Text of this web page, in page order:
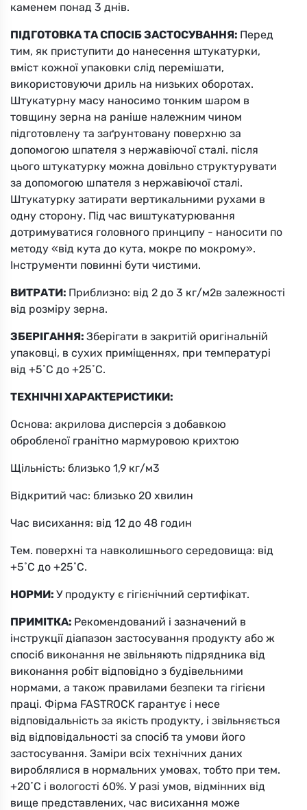
9ZS
Вибрати
9ZT
Вибрати
9ZU
9ZV
KKKK
Вибрати
каменем понад 3 днів.
ПІДГОТОВКА ТА СПОСІБ ЗАСТОСУВАННЯ: Перед
тим, як приступити до нанесення штукатурки,
вміст кожної упаковки слід перемішати,
використовуючи дриль на низьких оборотах.
Штукатурну масу наносимо тонким шаром в
товщину зерна на раніше належним чином
підготовлену та заґрунтовану поверхню за
допомогою шпателя з нержавіючої сталі. після
цього штукатурку можна довільно структурувати
за допомогою шпателя з нержавіючої сталі.
Штукатурку затирати вертикальними рухами в
одну сторону. Під час виштукатурювання
дотримуватися головного принципу - наносити по
методу «від кута до кута, мокре по мокрому».
Інструменти повинні бути чистими.
ВИТРАТИ: Приблизно: від 2 до 3 кг/м2в залежності
від розміру зерна.
ЗБЕРІГАННЯ: Зберігати в закритій оригінальній
упаковці, в сухих приміщеннях, при температурі
від +5˚С до +25˚С.
ТЕХНІЧНІ ХАРАКТЕРИСТИКИ:
Основа: акрилова дисперсія з добавкою
обробленої гранітно мармуровою крихтою
Щільність: близько 1,9 кг/м3
Відкритий час: близько 20 хвилин
Час висихання: від 12 до 48 годин
Тем. поверхні та навколишнього середовища: від
+5˚С до +25˚С.
НОРМИ: У продукту є гігієнічний сертифікат.
ПРИМІТКА: Рекомендований і зазначений в
інструкції діапазон застосування продукту або ж
спосіб виконання не звільняють підрядника від
виконання робіт відповідно з будівельними
нормами, а також правилами безпеки та гігієни
праці. Фірма FASTROCK гарантує і несе
відповідальність за якість продукту, і звільняється
від відповідальності за спосіб та умови його
застосування. Заміри всіх технічних даних
вироблялися в нормальних умовах, тобто при тем.
+20˚С і вологості 60%. У разі умов, відмінних від
вище представлених, час висихання може